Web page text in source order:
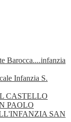
Barocca....infanzia
Infanzia S.
CASTELLO
PAOLO
SAN